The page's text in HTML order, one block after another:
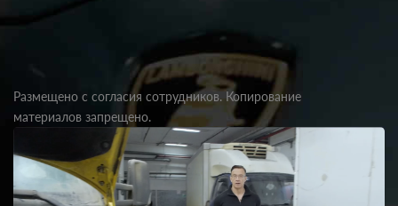
Размещено с согласия сотрудников. Копирование
материалов запрещено.